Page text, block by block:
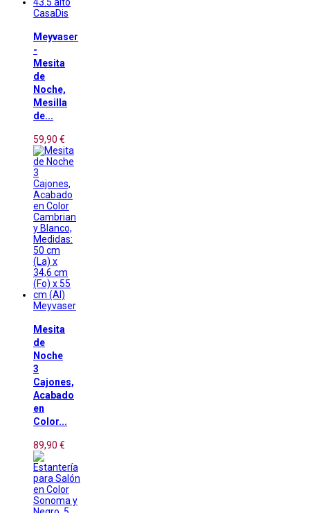
CasaDis
Meyvaser
-
Mesita
de
Noche,
Mesilla
de...
59,90 €
Meyvaser
Mesita
de
Noche
3
Cajones,
Acabado
en
Color...
89,90 €